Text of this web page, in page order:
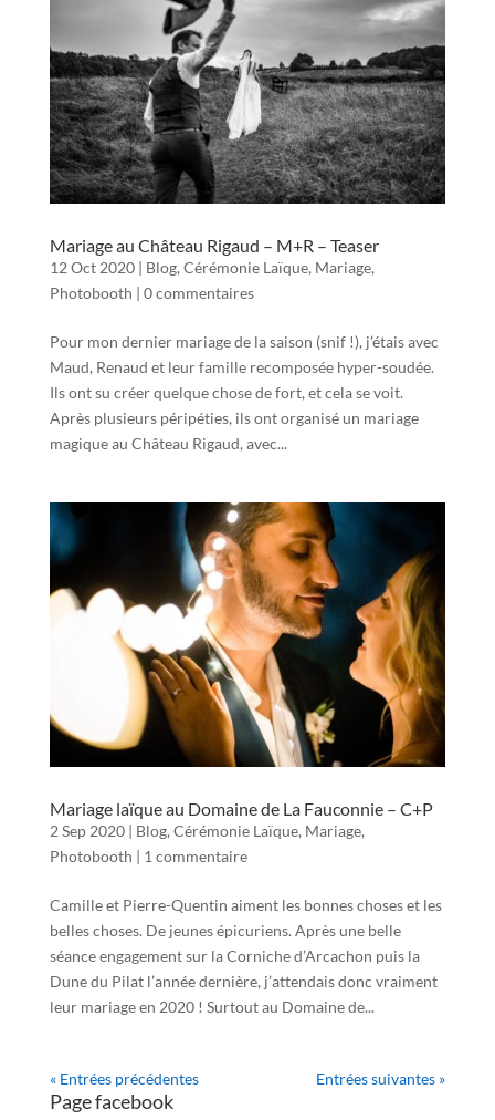
Mariage au Château Rigaud – M+R – Teaser
12 Oct 2020| Blog, Cérémonie Laïque, Mariage,
Photobooth | 0 commentaires
Pour mon dernier mariage de la saison (snif !), j’étais avec
Maud, Renaud et leur famille recomposée hyper-soudée.
Ils ont su créer quelque chose de fort, et cela se voit.
Après plusieurs péripéties, ils ont organisé un mariage
magique au Château Rigaud, avec...
Mariage laïque au Domaine de La Fauconnie – C+P
2 Sep 2020| Blog, Cérémonie Laïque, Mariage,
Photobooth | 1 commentaire
Camille et Pierre-Quentin aiment les bonnes choses et les
belles choses. De jeunes épicuriens. Après une belle
séance engagement sur la Corniche d’Arcachon puis la
Dune du Pilat l’année dernière, j’attendais donc vraiment
leur mariage en 2020 ! Surtout au Domaine de...
« Entrées précédentes Entrées suivantes »
Page facebook